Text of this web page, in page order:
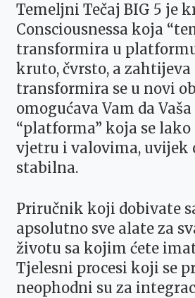
Temeljni Tečaj BIG 5 je
Consciousnessa koja
transformira u
kruto, čvrsto, a zahtijeva
transformira se u novi
omogućava Vam da
“platforma” koja se
vjetru i valovima, uvijek
stabilna.
Priručnik koji dobivate
apsolutno sve alate za
životu sa kojim ćete
Tjelesni procesi koji se
neophodni su za